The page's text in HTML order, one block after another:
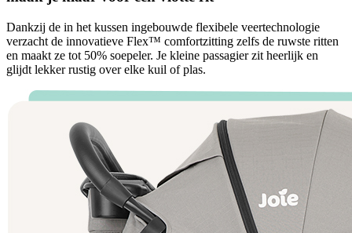
Dankzij de in het kussen ingebouwde flexibele veertechnologie
verzacht de innovatieve Flex™ comfortzitting zelfs de ruwste ritten
en maakt ze tot 50% soepeler. Je kleine passagier zit heerlijk en
glijdt lekker rustig over elke kuil of plas.